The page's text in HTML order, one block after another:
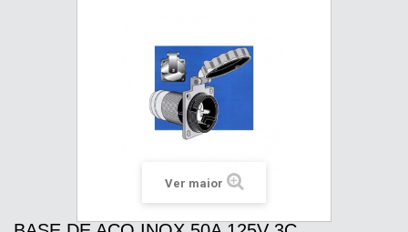
Ver maior